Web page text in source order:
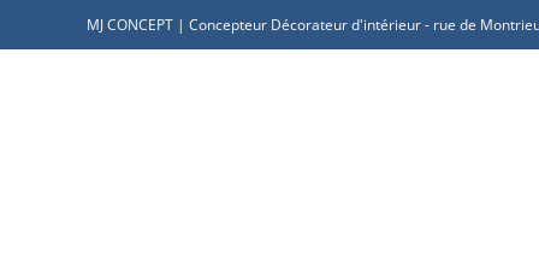
MJ CONCEPT | Concepteur Décorateur d'intérieur - rue de